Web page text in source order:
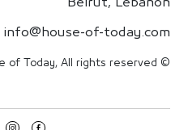
Beirut, Lebanon
info@house-of-today.com
© House of Today, All rights reserved.